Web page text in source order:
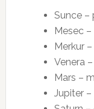
Sunce –
Mesec
Merkur
Venera
Mars –
Jupiter